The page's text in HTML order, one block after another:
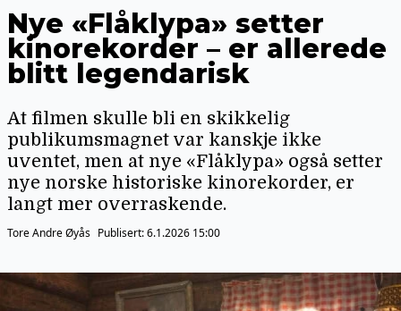
Nye «Flåklypa» setter
kinorekorder – er allerede
blitt legendarisk
At filmen skulle bli en skikkelig
publikumsmagnet var kanskje ikke
uventet, men at nye «Flåklypa» også setter
nye norske historiske kinorekorder, er
langt mer overraskende.
Tore Andre Øyås Publisert:6.1.2026 15:00